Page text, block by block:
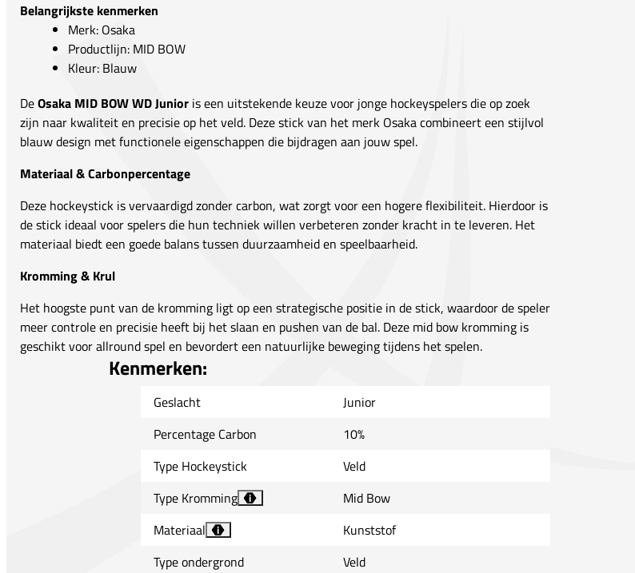
Belangrijkste kenmerken
Merk: Osaka
Productlijn: MID BOW
Kleur: Blauw
DeOsaka MID BOW WD Junior is een uitstekende keuze voor jonge hockeyspelers die op zoek
zijn naar kwaliteit en precisie op het veld. Deze stick van het merk Osaka combineert een stijlvol
blauw design met functionele eigenschappen die bijdragen aan jouw spel.
Materiaal & Carbonpercentage
Deze hockeystick is vervaardigd zonder carbon, wat zorgt voor een hogere flexibiliteit. Hierdoor is
de stick ideaal voor spelers die hun techniek willen verbeteren zonder kracht in te leveren. Het
materiaal biedt een goede balans tussen duurzaamheid en speelbaarheid.
Kromming & Krul
Het hoogste punt van de kromming ligt op een strategische positie in de stick, waardoor de speler
meer controle en precisie heeft bij het slaan en pushen van de bal. Deze mid bow kromming is
geschikt voor allround spel en bevordert een natuurlijke beweging tijdens het spelen.
Kenmerken:
Geslacht
Junior
Percentage Carbon
10%
Type Hockeystick
Veld
Type Kromming
i
Mid Bow
Materiaal
i
Kunststof
Type ondergrond
Veld